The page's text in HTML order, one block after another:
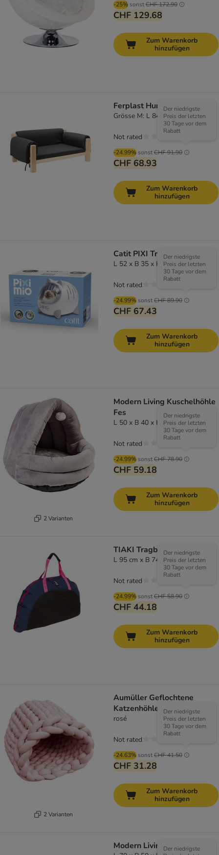
-25% sonstCHF 172.90
CHF 129.68
Zum Warenkorb
hinzufügen
Ferplast Hundesofa Mizu
Grösse M: L 84 x B 52 x H 34 cm
-24.99% sonstCHF 91.90
Der niedrigste
Preis der letzten
30 Tage vor dem
Rabatt
CHF 68.93
Not rated
Zum Warenkorb
hinzufügen
Catit PIXI Transportbox Mio
L 52 x B 35 x H 38,6 cm
-24.99% sonstCHF 89.90
Der niedrigste
Preis der letzten
30 Tage vor dem
Rabatt
CHF 67.43
Not rated
Zum Warenkorb
hinzufügen
2 Varianten
Modern Living Kuschelhöhle
Fes
L 50 x B 40 x H 45 cm
-24.99% sonstCHF 78.90
Der niedrigste
Preis der letzten
30 Tage vor dem
Rabatt
CHF 59.18
Not rated
Zum Warenkorb
hinzufügen
TIAKI Tragbarer Schlafsack
L 95 cm x B 74 cm x H 11 cm
-24.99% sonstCHF 58.90
Der niedrigste
Preis der letzten
30 Tage vor dem
Rabatt
CHF 44.18
Not rated
Zum Warenkorb
hinzufügen
2 Varianten
Aumüller Geflochtene
Katzenhöhle Grobstrick
rosé
-24.63% sonstCHF 41.50
Der niedrigste
Preis der letzten
30 Tage vor dem
Rabatt
CHF 31.28
Not rated
Zum Warenkorb
hinzufügen
Modern Living Sofa Osaka
Der niedrigste